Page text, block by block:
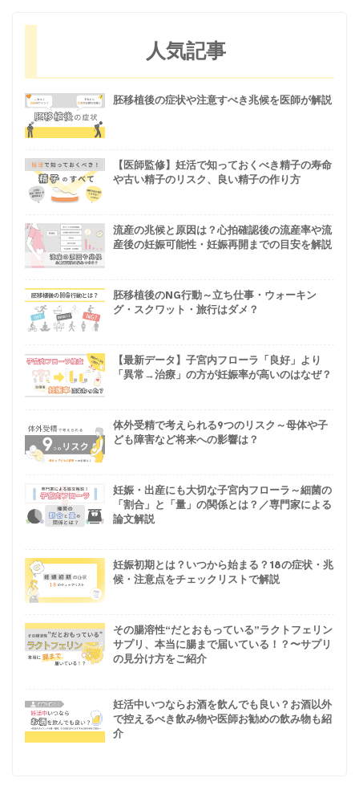
人気記事
胚移植後の症状や注意すべき兆候を医師が解説
【医師監修】妊活で知っておくべき精子の寿命
や古い精子のリスク、良い精子の作り方
流産の兆候と原因は？心拍確認後の流産率や流
産後の妊娠可能性・妊娠再開までの目安を解説
胚移植後のNG行動～立ち仕事・ウォーキン
グ・スクワット・旅行はダメ？
【最新データ】子宮内フローラ「良好」より
「異常→治療」の方が妊娠率が高いのはなぜ？
体外受精で考えられる9つのリスク～母体や子
ども障害など将来への影響は？
妊娠・出産にも大切な子宮内フローラ～細菌の
「割合」と「量」の関係とは？／専門家による
論文解説
妊娠初期とは？いつから始まる？18の症状・兆
候・注意点をチェックリストで解説
その腸溶性“だとおもっている”ラクトフェリン
サプリ、本当に腸まで届いている！？〜サプリ
の見分け方をご紹介
妊活中いつならお酒を飲んでも良い？お酒以外
で控えるべき飲み物や医師お勧めの飲み物も紹
介